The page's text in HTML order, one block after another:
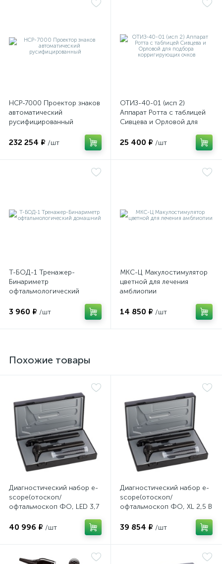
НСР-7000 Проектор знаков
автоматический
русифицированный
232 254 ₽ /шт
ОТИЗ-40-01 (исп 2)
Аппарат Ротта с таблицей
Сивцева и Орловой для
очков
25 400 ₽ /шт
Т-БОД-1 Тренажер-
Бинариметр
офтальмологический
3 960 ₽ /шт
МКС-Ц Макулостимулятор
цветной для лечения
амблиопии
14 850 ₽ /шт
Похожие товары
Диагностический набор e-
scope(отоскоп/
офтальмоскоп ФО, LED 3,7
40 996 ₽ /шт
Диагностический набор e-
scope(отоскоп/
офтальмоскоп ФО, XL 2,5 В
39 854 ₽ /шт